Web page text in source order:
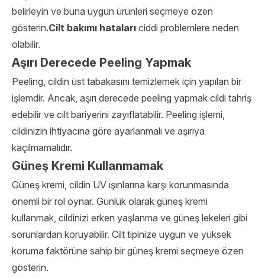
belirleyin ve buna uygun ürünleri seçmeye özen
gösterin.Cilt bakımı hataları ciddi problemlere neden
olabilir.
Aşırı Derecede Peeling Yapmak
Peeling, cildin üst tabakasını temizlemek için yapılan bir
işlemdir. Ancak, aşırı derecede peeling yapmak cildi tahriş
edebilir ve cilt bariyerini zayıflatabilir. Peeling işlemi,
cildinizin ihtiyacına göre ayarlanmalı ve aşırıya
kaçılmamalıdır.
Güneş Kremi Kullanmamak
Güneş kremi, cildin UV ışınlarına karşı korunmasında
önemli bir rol oynar. Günlük olarak güneş kremi
kullanmak, cildinizi erken yaşlanma ve güneş lekeleri gibi
sorunlardan koruyabilir. Cilt tipinize uygun ve yüksek
koruma faktörüne sahip bir güneş kremi seçmeye özen
gösterin.